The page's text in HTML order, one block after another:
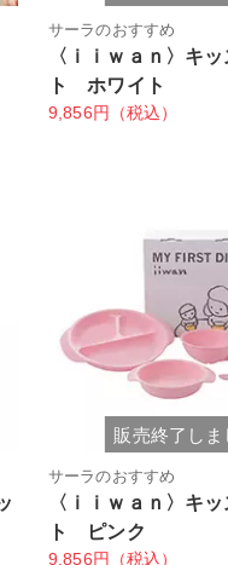
サーラのおすすめ
〈ｉｉｗａｎ〉キ
ト ホワイト
9,856円（税込）
販売終了しま
サーラのおすすめ
〈ｉｉｗａｎ〉キ
ト ピンク
9,856円（税込）